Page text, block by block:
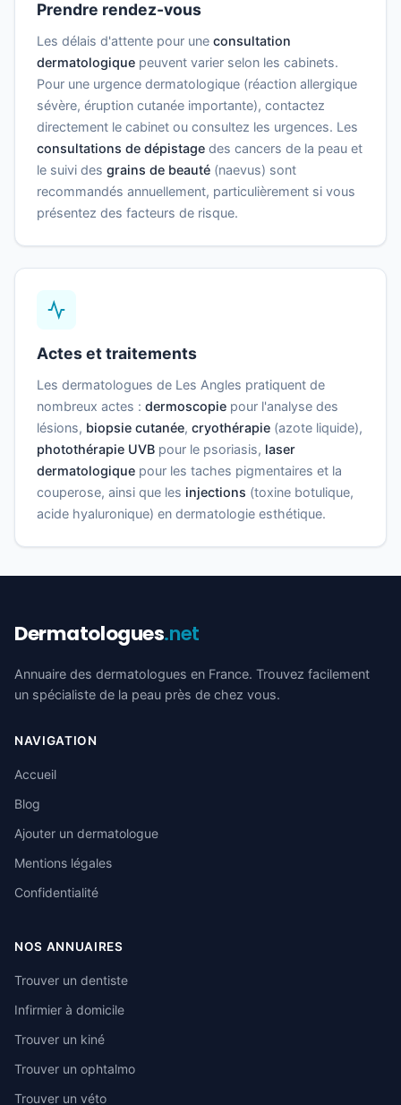
Prendre rendez-vous
Les délais d'attente pour une consultation
dermatologique peuvent varier selon les cabinets.
Pour une urgence dermatologique (réaction allergique
sévère, éruption cutanée importante), contactez
directement le cabinet ou consultez les urgences. Les
consultations de dépistage des cancers de la peau et
le suivi des grains de beauté (naevus) sont
recommandés annuellement, particulièrement si vous
présentez des facteurs de risque.
Actes et traitements
Les dermatologues de Les Angles pratiquent de
nombreux actes : dermoscopie pour l'analyse des
lésions, biopsie cutanée, cryothérapie (azote liquide),
photothérapie UVB pour le psoriasis, laser
dermatologique pour les taches pigmentaires et la
couperose, ainsi que les injections (toxine botulique,
acide hyaluronique) en dermatologie esthétique.
Dermatologues.net
Annuaire des dermatologues en France. Trouvez facilement
un spécialiste de la peau près de chez vous.
NAVIGATION
Accueil
Blog
Ajouter un dermatologue
Mentions légales
Confidentialité
NOS ANNUAIRES
Trouver un dentiste
Infirmier à domicile
Trouver un kiné
Trouver un ophtalmo
Trouver un véto